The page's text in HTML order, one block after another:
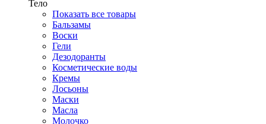
Тело
Показать все товары
Бальзамы
Воски
Гели
Дезодоранты
Косметические воды
Кремы
Лосьоны
Маски
Масла
Молочко